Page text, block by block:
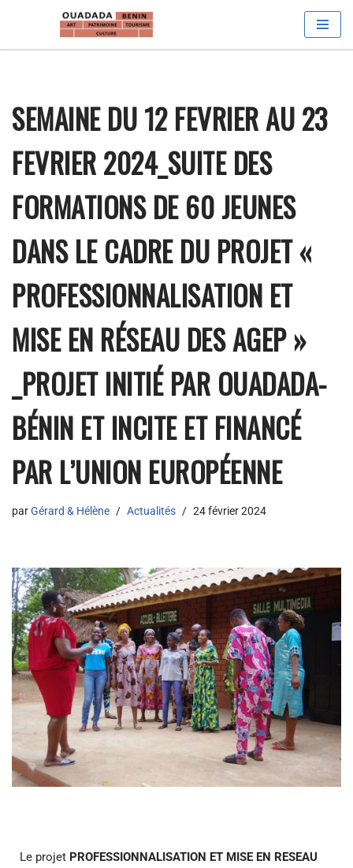
SEMAINE DU 12 FEVRIER AU 23
FEVRIER 2024_SUITE DES
FORMATIONS DE 60 JEUNES
DANS LE CADRE DU PROJET «
PROFESSIONNALISATION ET
MISE EN RÉSEAU DES AGEP »
_PROJET INITIÉ PAR OUADADA-
BÉNIN ET INCITE ET FINANCÉ
PAR L’UNION EUROPÉENNE
parGérard & Hélène Actualités 24 février 2024
Le projet PROFESSIONNALISATION ET MISE EN RESEAU